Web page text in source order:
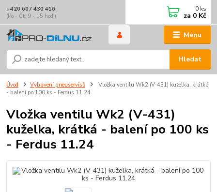
Menu
Hledat
+420 607 430 416
(Po - Čt: 9 - 15 hod.)
0 ks
za 0 Kč
Úvod Vybavení pneuservisů
Vložka ventilu Wk2 (V-431) kuželka, krátká
- balení po 100 ks - Ferdus 11.24
Vložka ventilu Wk2 (V-431)
kuželka, krátká - balení po 100 ks
- Ferdus 11.24